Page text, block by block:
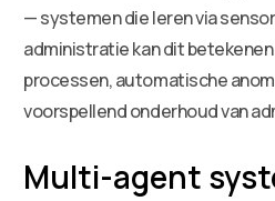
— systemen die leren via
administratie kan dit
processen, automatische
voorspellend onderhoud van
Multi-agent